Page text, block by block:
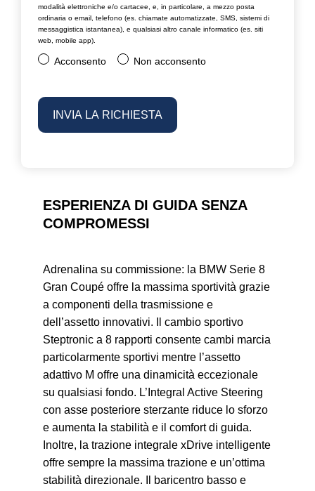
modalità elettroniche e/o cartacee, e, in particolare, a mezzo posta
ordinaria o email, telefono (es. chiamate automatizzate, SMS, sistemi di
messaggistica istantanea), e qualsiasi altro canale informatico (es. siti
web, mobile app).
Acconsento Non acconsento
ESPERIENZA DI GUIDA SENZA
COMPROMESSI
Adrenalina su commissione: la BMW Serie 8
Gran Coupé offre la massima sportività grazie
a componenti della trasmissione e
dell’assetto innovativi. Il cambio sportivo
Steptronic a 8 rapporti consente cambi marcia
particolarmente sportivi mentre l’assetto
adattivo M offre una dinamicità eccezionale
su qualsiasi fondo. L’Integral Active Steering
con asse posteriore sterzante riduce lo sforzo
e aumenta la stabilità e il comfort di guida.
Inoltre, la trazione integrale xDrive intelligente
offre sempre la massima trazione e un’ottima
stabilità direzionale. Il baricentro basso e